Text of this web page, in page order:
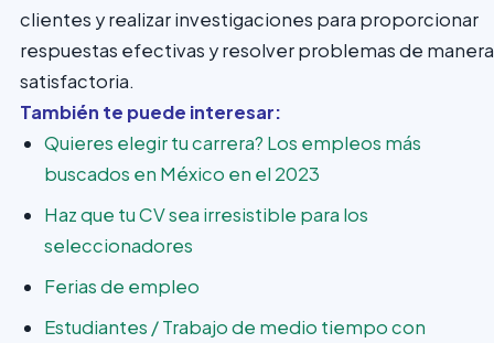
clientes y realizar investigaciones para proporcionar
respuestas efectivas y resolver problemas de manera
satisfactoria.
También te puede interesar:
Quieres elegir tu carrera? Los empleos más
buscados en México en el 2023
Haz que tu CV sea irresistible para los
seleccionadores
Ferias de empleo
Estudiantes / Trabajo de medio tiempo con